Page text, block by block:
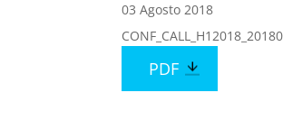
03 Agosto 2018
PDF